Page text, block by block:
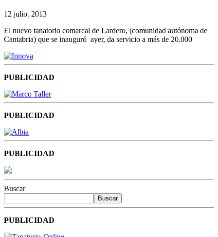
12 julio. 2013
El nuevo tanatorio comarcal de Lardero, (comunidad autónoma de
Cantabria) que se inauguró ayer, da servicio a más de 20.000
PUBLICIDAD
PUBLICIDAD
PUBLICIDAD
Buscar
Buscar
PUBLICIDAD